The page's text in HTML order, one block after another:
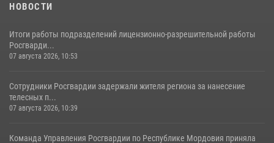
НОВОСТИ
Итоги работы подразделений лицензионно-разрешительной работы
Росгварди...
07 августа 2026, 10:53
Сотрудники Росгвардии задержали жителя региона за нанесение
телесных п...
07 августа 2026, 10:39
Команда Управления Росгвардии по Республике Мордовия приняла